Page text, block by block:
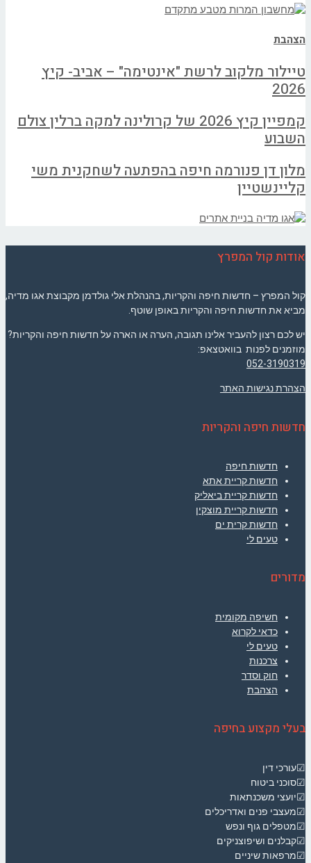
הצהבת
טיילור מלקוב לרשת "אינטימה" – אביב- קיץ
2026
קמפיין קיץ 2026 של קרולינה למקה ברלין צולם
השבוע
מלון דן פנורמה חיפה בהפתעה לשחקנית משי
קליינשטיין
אודות קול המפרץ
קול המפרץ – חדשות חיפה והקריות, בהנהלת אלי גולדמן מקבוצת אגו מדיה,
מביא את חדשות חיפה והקריות באופן שוטף.
יש לכם רצון להעביר אלינו תגובה, הערה או הארה על חדשות חיפה והקריות?
מוזמנים לפנות בוואטצאפ:
052-3190319
הצהרת נגישות האתר
חדשות חיפה והקריות
חדשות חיפה
חדשות קריית אתא
חדשות קריית ביאליק
חדשות קריית מוצקין
חדשות קרית ים
טעים לי
מדורים
חשיפה מקומית
כדאי לקרוא
טעים לי
צרכנות
חוק וסדר
הצהבת
בעלי מקצוע בחיפה
☑עורכי דין
☑סוכני ביטוח
☑יועצי משכנתאות
☑מעצבי פנים ואדריכלים
☑מטפלים גוף ונפש
☑קבלנים ושיפוצניקים
☑מרפאות שיניים